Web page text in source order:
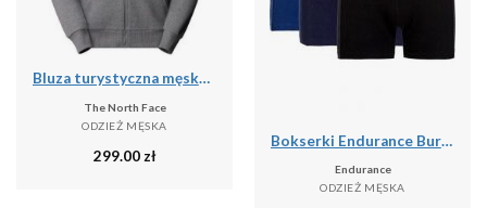
Bluza turystyczna męska The North Face M Simple Dome Full Zip
The North Face
ODZIEŻ MĘSKA
299.00 zł
Bokserki Endurance Burke (x3)
Endurance
ODZIEŻ MĘSKA